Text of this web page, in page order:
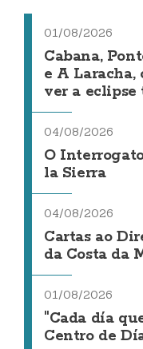
01/08/2026
Cabana,
e A Laracha,
ver a eclipse
04/08/2026
O
la Sierra
04/08/2026
Cartas ao
da Costa da
01/08/2026
"Cada día
Centro de